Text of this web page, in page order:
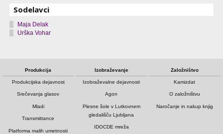
Sodelavci
Maja Delak
Urška Vohar
Produkcija
Produkcijska dejavnost
Srečevanja glasov
Mladi
Transmittance
Platforma malih umetnosti
Izobraževanje
Izobraževalne dejavnosti
Agon
Plesne šole v Lutkovnem
gledališču Ljubljana
IDOCDE mreža
Založništvo
Kamizdat
O založništvu
Naročanje in nakup knjig